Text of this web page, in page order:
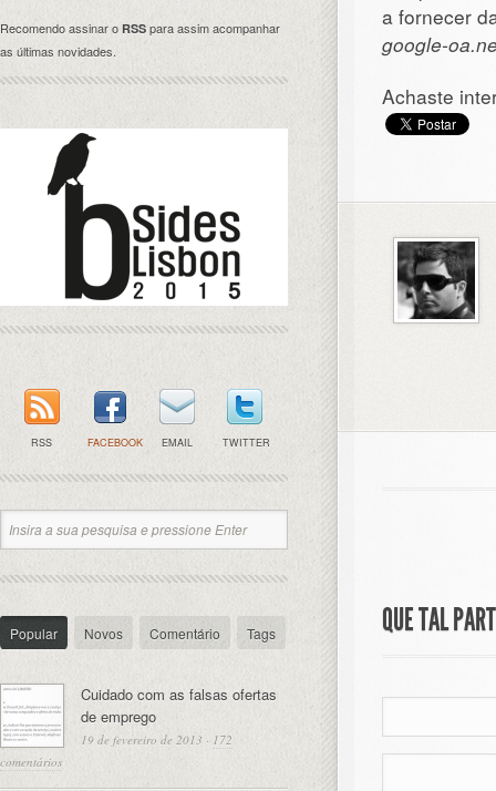
a fornecer
google-
Achaste
QUE TAL
Recomendo assinar o RSS para assim acompanhar
as últimas novidades.
RSS FACEBOOK EMAIL TWITTER
Popular Novos Comentário Tags
Cuidado com as falsas ofertas
de emprego
19 de fevereiro de 2013 · 172
comentários